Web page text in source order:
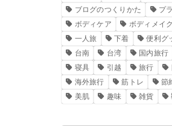
ブログのつくりかた
プ
ボディケア
ボディメイク
一人旅
下着 便利グ
台南
台湾 国内旅行
寝具
引越 旅行
海外旅行
筋トレ 節
美肌
趣味 雑貨